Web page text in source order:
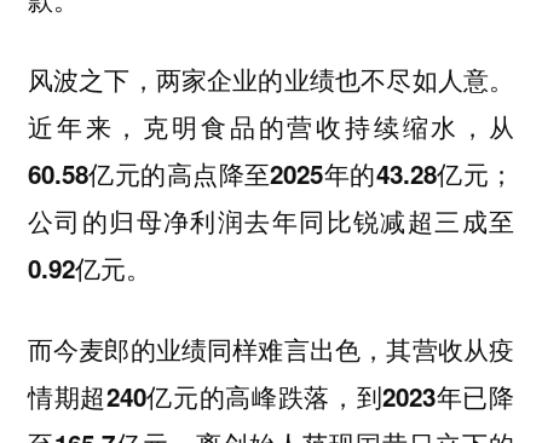
风波之下，两家企业的业绩也不尽如人意。
近年来，克明食品的营收持续缩水，从
60.58亿元的高点降至2025年的43.28亿元；
公司的归母净利润去年同比锐减超三成至
0.92亿元。
而今麦郎的业绩同样难言出色，其营收从疫
情期超240亿元的高峰跌落，到2023年已降